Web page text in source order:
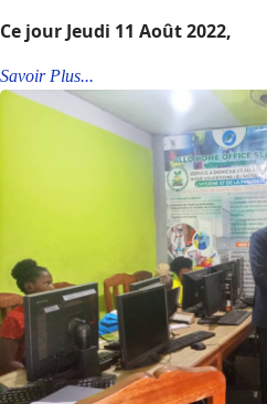
Ce jour Jeudi 11 Août 2022,
Savoir Plus...